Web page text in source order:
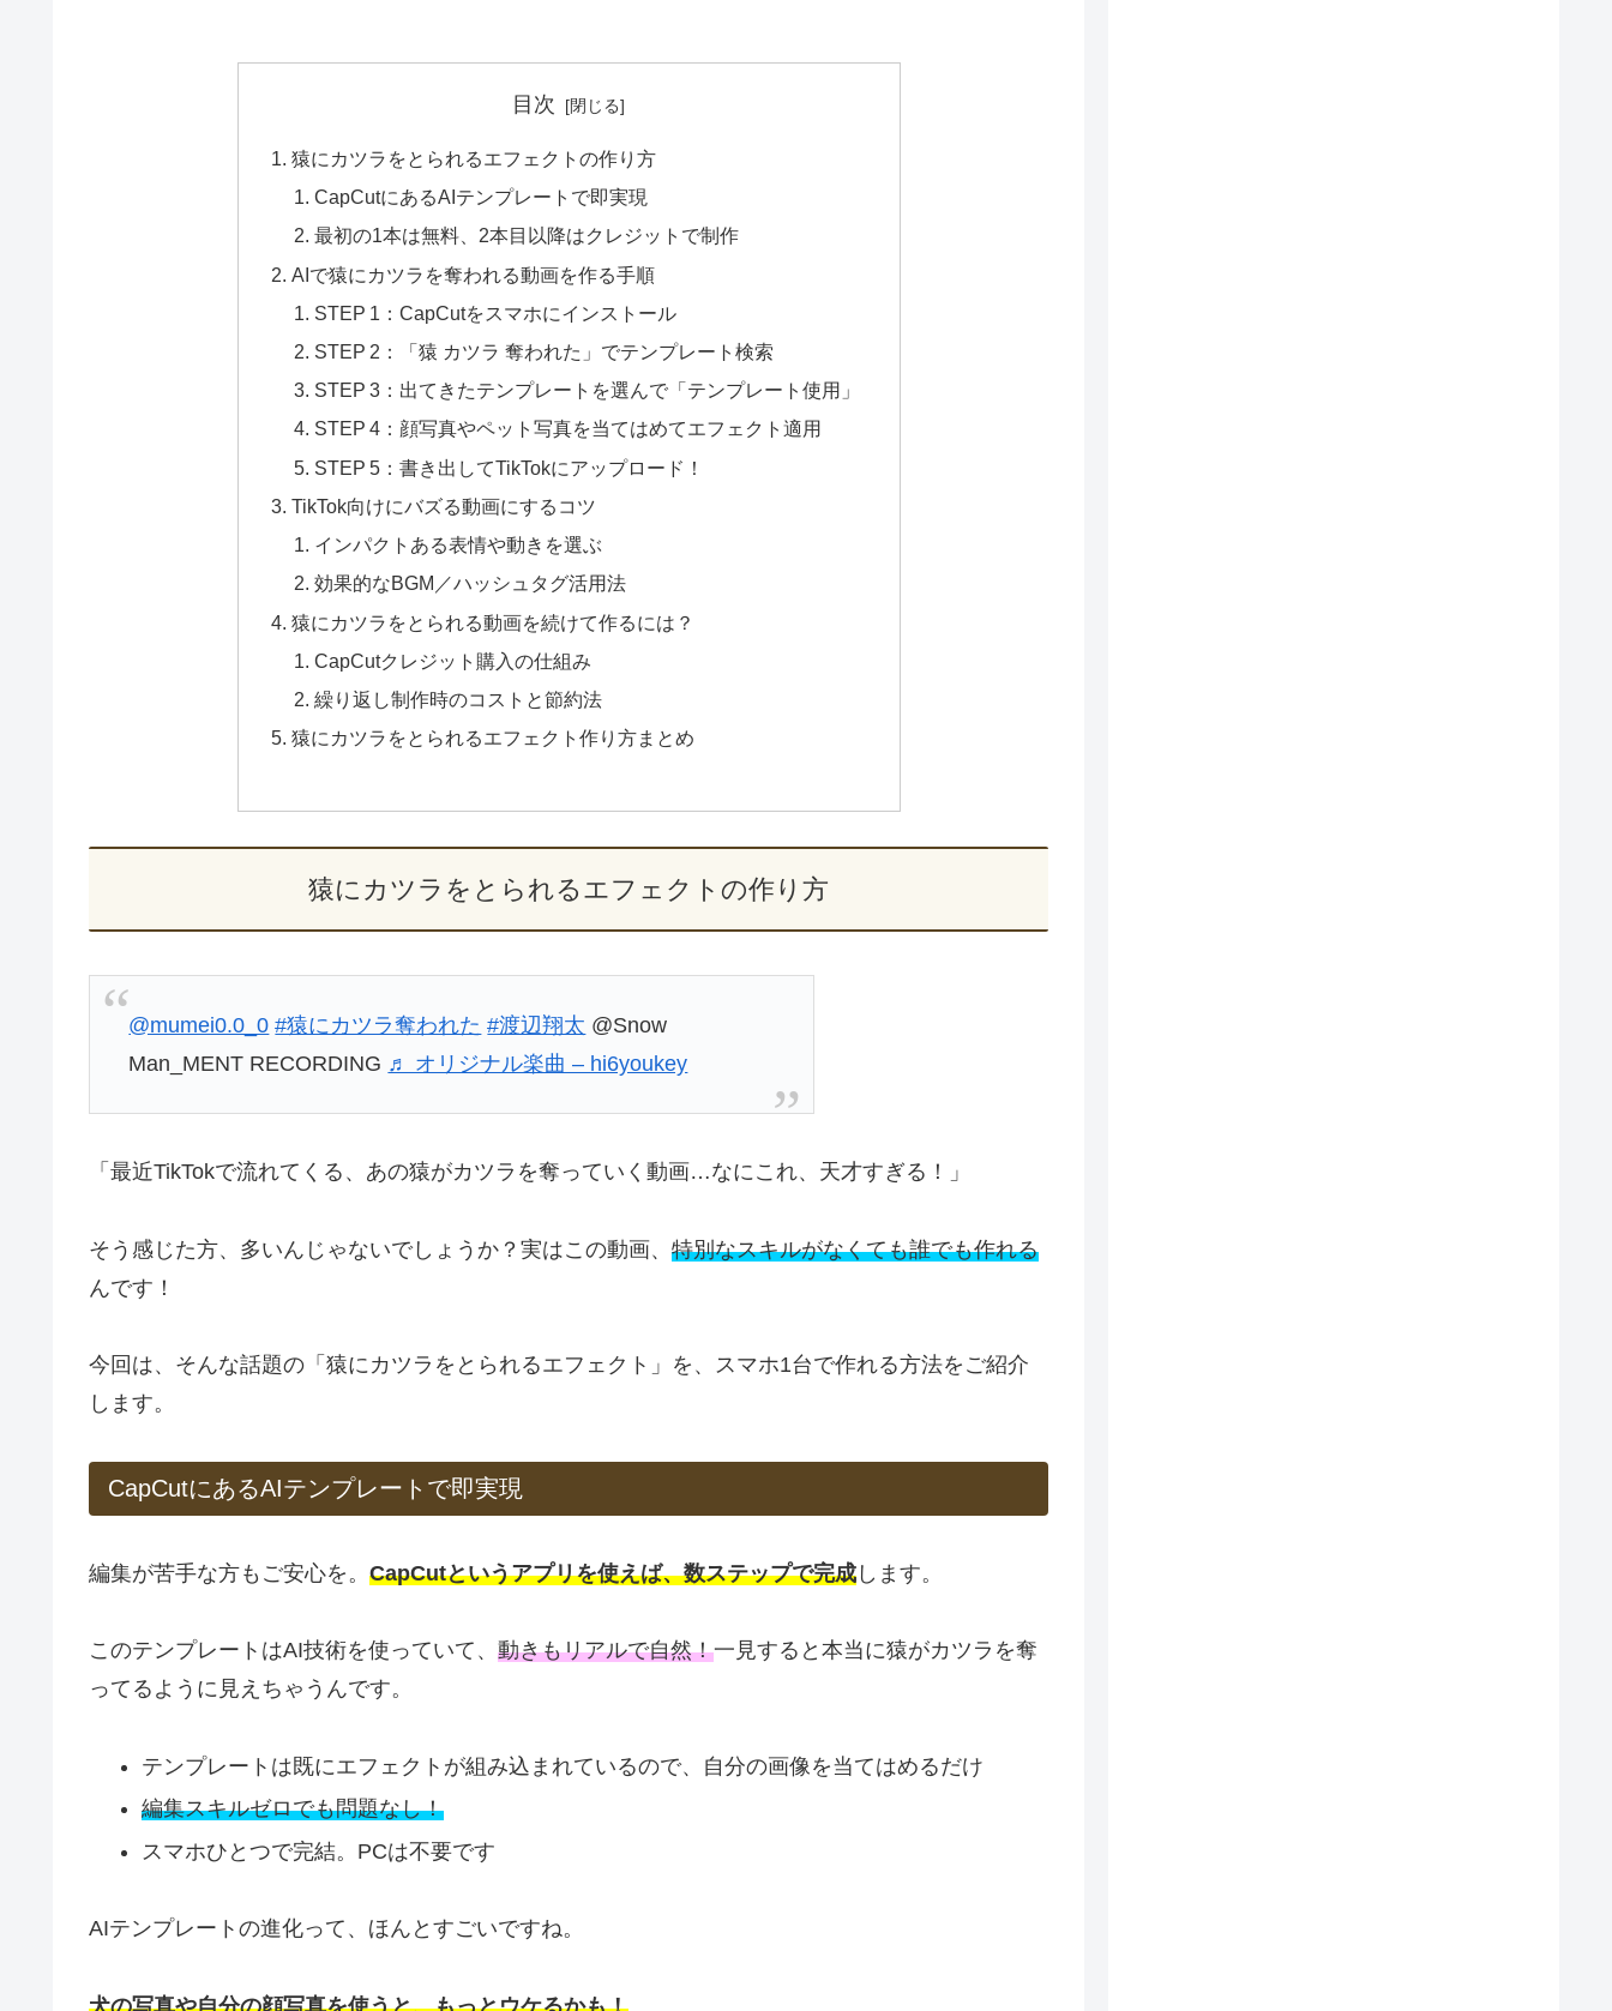
目次
猿にカツラをとられるエフェクトの作り方
CapCutにあるAIテンプレートで即実現
最初の1本は無料、2本目以降はクレジットで制作
AIで猿にカツラを奪われる動画を作る手順
STEP 1：CapCutをスマホにインストール
STEP 2：「猿 カツラ 奪われた」でテンプレート検索
STEP 3：出てきたテンプレートを選んで「テンプレート使用」
STEP 4：顔写真やペット写真を当てはめてエフェクト適用
STEP 5：書き出してTikTokにアップロード！
TikTok向けにバズる動画にするコツ
インパクトある表情や動きを選ぶ
効果的なBGM／ハッシュタグ活用法
猿にカツラをとられる動画を続けて作るには？
CapCutクレジット購入の仕組み
繰り返し制作時のコストと節約法
猿にカツラをとられるエフェクト作り方まとめ
猿にカツラをとられるエフェクトの作り方
@mumei0.0_0 #猿にカツラ奪われた #渡辺翔太 @Snow
Man_MENT RECORDING ♬ オリジナル楽曲 – hi6youkey
「最近TikTokで流れてくる、あの猿がカツラを奪っていく動画…なにこれ、天才すぎる！」
そう感じた方、多いんじゃないでしょうか？実はこの動画、 特別なスキルがなくても誰でも作れる
んです！
今回は、そんな話題の「猿にカツラをとられるエフェクト」を、スマホ1台で作れる方法をご紹介
します。
CapCutにあるAIテンプレートで即実現
編集が苦手な方もご安心を。 CapCutというアプリを使えば、数ステップで完成 します。
このテンプレートはAI技術を使っていて、 動きもリアルで自然！一見すると本当に猿がカツラを奪
ってるように見えちゃうんです。
テンプレートは既にエフェクトが組み込まれているので、自分の画像を当てはめるだけ
編集スキルゼロでも問題なし！
スマホひとつで完結。PCは不要です
AIテンプレートの進化って、ほんとすごいですね。
犬の写真や自分の顔写真を使うと、もっとウケるかも！